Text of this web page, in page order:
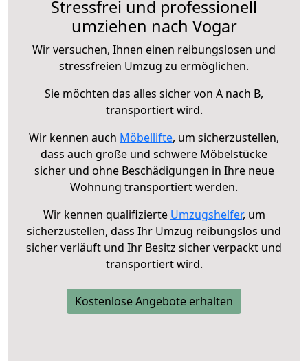
Stressfrei und professionell
umziehen nach Vogar
Wir versuchen, Ihnen einen reibungslosen und
stressfreien Umzug zu ermöglichen.
Sie möchten das alles sicher von A nach B,
transportiert wird.
Wir kennen auch Möbellifte, um sicherzustellen,
dass auch große und schwere Möbelstücke
sicher und ohne Beschädigungen in Ihre neue
Wohnung transportiert werden.
Wir kennen qualifizierte Umzugshelfer, um
sicherzustellen, dass Ihr Umzug reibungslos und
sicher verläuft und Ihr Besitz sicher verpackt und
transportiert wird.
Kostenlose Angebote erhalten